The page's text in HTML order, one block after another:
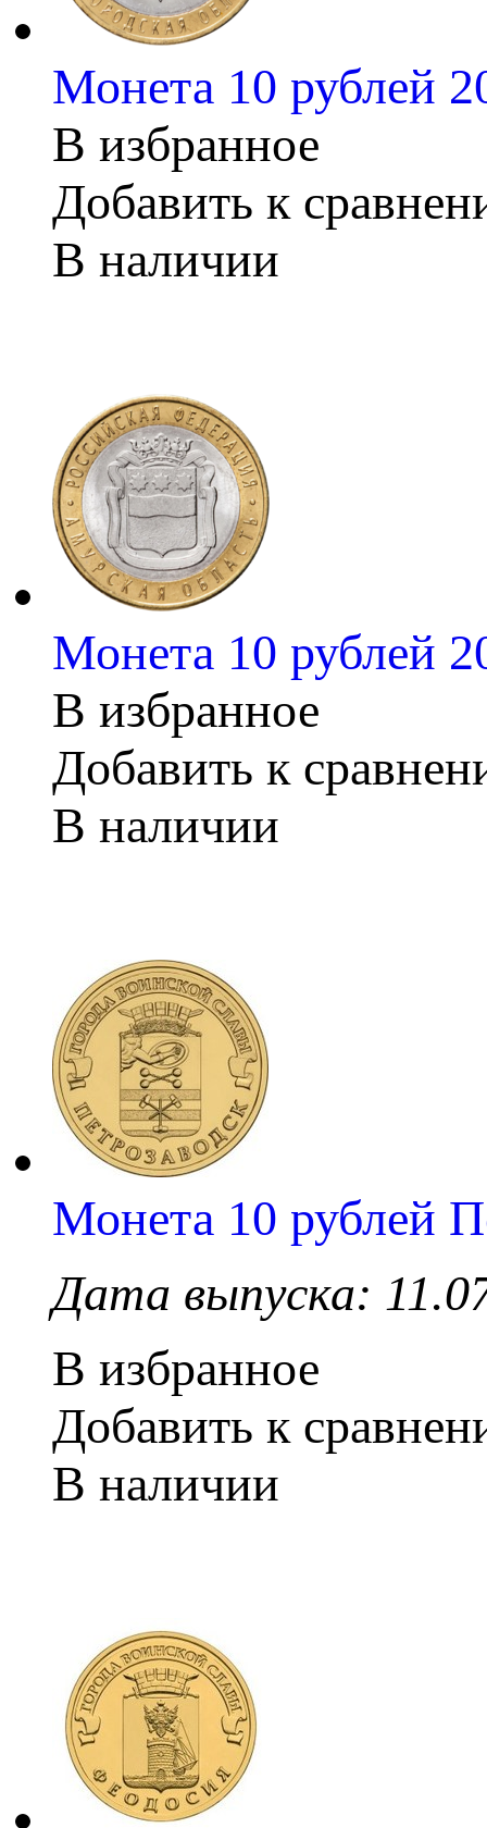
Монета 10 рублей
В избранное
Добавить к
В наличии
Монета 10 рублей
В избранное
Добавить к
В наличии
Монета 10 рублей
Дата выпуска:
В избранное
Добавить к
В наличии